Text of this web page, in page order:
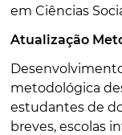
em Ciências
Atualização
metodológica
estudantes de
breves, escolas